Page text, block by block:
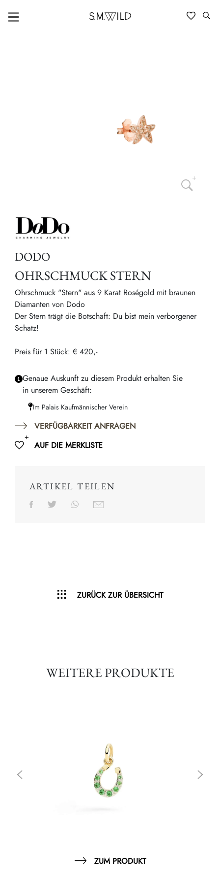
DODO
OHRSCHMUCK STERN
Ohrschmuck "Stern" aus 9 Karat Roségold mit braunen
Diamanten von Dodo
Der Stern trägt die Botschaft: Du bist mein verborgener
Schatz!
Preis für 1 Stück: € 420,-
Genaue Auskunft zu diesem Produkt erhalten Sie
in unserem Geschäft:
Im Palais Kaufmännischer Verein
VERFÜGBARKEIT ANFRAGEN
AUF DIE MERKLISTE
ARTIKEL TEILEN
ZURÜCK ZUR ÜBERSICHT
WEITERE PRODUKTE
ZUM PRODUKT